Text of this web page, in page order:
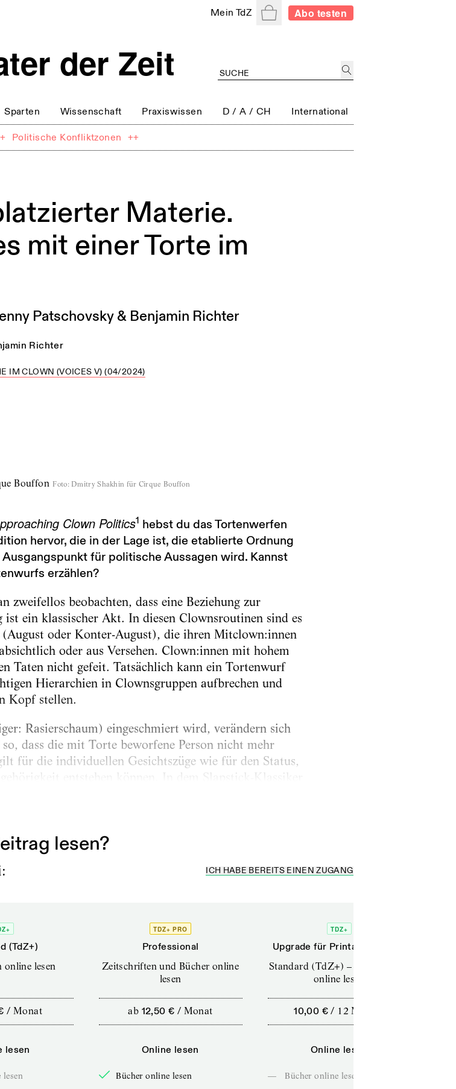
Mein TdZ WarenkorbAbo testen
Sparten Wissenschaft Praxiswissen D / A / CH International
Politische Konfliktzonen ++
Materie.
mit einer Torte im
Patschovsky & Benjamin Richter
Richter
IM CLOWN (VOICES V) (04/2024)
Bouffon Foto: Dmitry Shakhin für Cirque Bouffon
Clown Politics1 hebst du das Tortenwerfen
hervor, die in der Lage ist, die etablierte Ordnung
für politische Aussagen wird. Kannst
erzählen?
zweifellos beobachten, dass eine Beziehung zur
ein klassischer Akt. In diesen Clownsroutinen sind es
oder Konter-August), die ihren Mitclown:innen
oder aus Versehen. Clown:innen mit hohem
Taten nicht gefeit. Tatsächlich kann ein Tortenwurf
Hierarchien in Clownsgruppen aufbrechen und
Kopf stellen.
Rasierschaum) eingeschmiert wird, verändern sich
dass die mit Torte beworfene Person nicht mehr
für die individuellen Gesichtszüge wie für den Status,
entstehen können. In dem Slapstick-Klassiker
lesen?
ICH HABE BEREITS EINEN ZUGANG
(TdZ+)
online lesen
/ Monat
lesen
TDZ+ PRO
Professional
Zeitschriften und Bücher online
lesen
ab 12,50 € / Monat
Online lesen
Bücher online lesen
TDZ+
Upgrade für Printabonnenten
Standard (TdZ+) – Zeitschriften
online lesen
10,00 € / 12 Monate
Online lesen
—
Bücher online lesen